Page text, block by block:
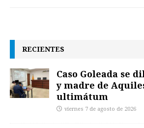
RECIENTES
Caso Goleada se
y madre de
ultimátum
viernes 7 de agosto de 2026